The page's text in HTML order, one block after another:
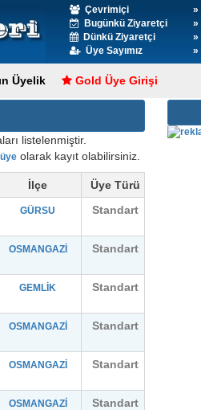
Çevrimiçi »
Bugünkü Ziyaretçi
»
Dünkü Ziyaretçi
»
Üye Sayımız
»
Üyelik Gold Üye Girişi
listelenmiştir.
olarak kayıt olabilirsiniz.
İlçe Üye Türü
GÜRSU Standart
OSMANGAZİ Standart
GEMLİK Standart
OSMANGAZİ Standart
OSMANGAZİ Standart
OSMANGAZİ Standart